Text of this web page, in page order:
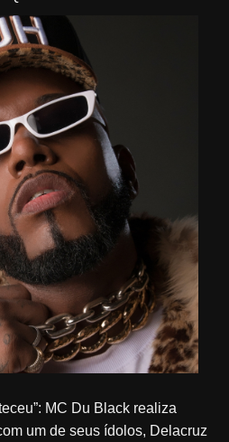
um de seus ídolos, Delacruz